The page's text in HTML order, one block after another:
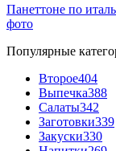
Панеттоне по
фото
Популярные
Второе404
Выпечка388
Салаты342
Заготовки339
Закуски330